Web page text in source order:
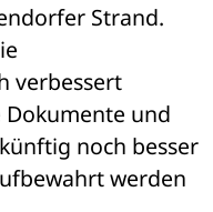
Strand.
verbessert
Dokumente und
noch besser
werden